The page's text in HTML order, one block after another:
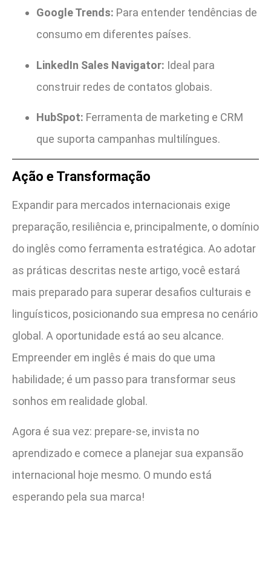
Google Trends: Para entender tendências de
consumo em diferentes países.
LinkedIn Sales Navigator: Ideal para
construir redes de contatos globais.
HubSpot: Ferramenta de marketing e CRM
que suporta campanhas multilíngues.
Ação e Transformação
Expandir para mercados internacionais exige
preparação, resiliência e, principalmente, o domínio
do inglês como ferramenta estratégica. Ao adotar
as práticas descritas neste artigo, você estará
mais preparado para superar desafios culturais e
linguísticos, posicionando sua empresa no cenário
global. A oportunidade está ao seu alcance.
Empreender em inglês é mais do que uma
habilidade; é um passo para transformar seus
sonhos em realidade global.
Agora é sua vez: prepare-se, invista no
aprendizado e comece a planejar sua expansão
internacional hoje mesmo. O mundo está
esperando pela sua marca!